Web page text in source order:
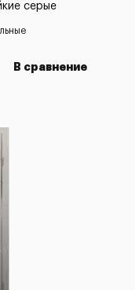
серые
В сравнение